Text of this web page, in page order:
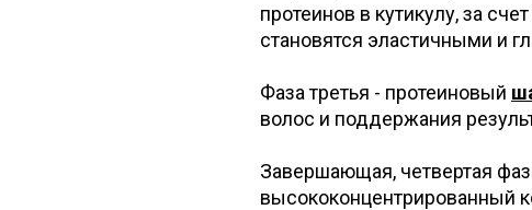
протеинов в кутикулу, за
становятся эластичными и
Фаза третья - протеиновый
волос и поддержания
Завершающая, четвертая
высококонцентрированный